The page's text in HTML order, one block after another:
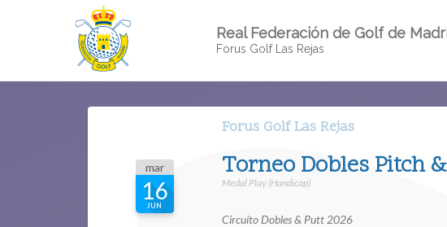
Real Federación de Golf de
Forus Golf Las Rejas
Forus Golf Las Rejas
mar
16
JUN
Torneo Dobles Pitch
Medal Play (Handicap)
Circuito Dobles & Putt 2026